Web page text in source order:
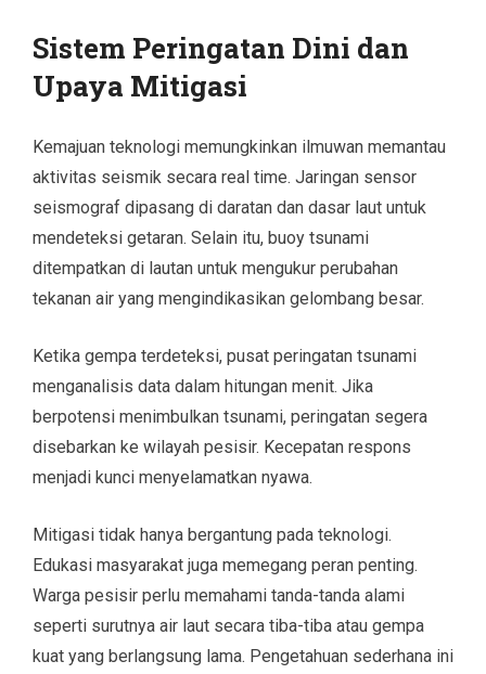
Sistem Peringatan Dini dan
Upaya Mitigasi
Kemajuan teknologi memungkinkan ilmuwan memantau
aktivitas seismik secara real time. Jaringan sensor
seismograf dipasang di daratan dan dasar laut untuk
mendeteksi getaran. Selain itu, buoy tsunami
ditempatkan di lautan untuk mengukur perubahan
tekanan air yang mengindikasikan gelombang besar.
Ketika gempa terdeteksi, pusat peringatan tsunami
menganalisis data dalam hitungan menit. Jika
berpotensi menimbulkan tsunami, peringatan segera
disebarkan ke wilayah pesisir. Kecepatan respons
menjadi kunci menyelamatkan nyawa.
Mitigasi tidak hanya bergantung pada teknologi.
Edukasi masyarakat juga memegang peran penting.
Warga pesisir perlu memahami tanda-tanda alami
seperti surutnya air laut secara tiba-tiba atau gempa
kuat yang berlangsung lama. Pengetahuan sederhana ini